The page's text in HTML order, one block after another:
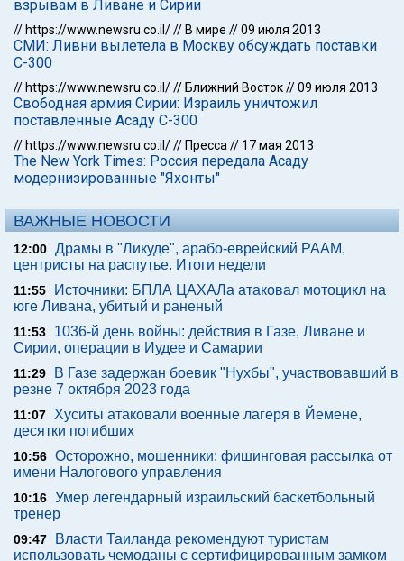
взрывам в Ливане и Сирии
// https://www.newsru.co.il/// В мире //09 июля 2013
СМИ: Ливни вылетела в Москву обсуждать поставки
С-300
// https://www.newsru.co.il/// Ближний Восток//09 июля 2013
Свободная армия Сирии: Израиль уничтожил
поставленные Асаду С-300
// https://www.newsru.co.il/// Пресса // 17 мая 2013
The New York Times: Россия передала Асаду
модернизированные "Яхонты"
ВАЖНЫЕ НОВОСТИ
12:00 Драмы в "Ликуде", арабо-еврейский РААМ,
центристы на распутье. Итоги недели
11:55
Источники: БПЛА ЦАХАЛа атаковал мотоцикл на
юге Ливана, убитый и раненый
11:53
1036-й день войны: действия в Газе, Ливане и
Сирии, операции в Иудее и Самарии
11:29
В Газе задержан боевик "Нухбы", участвовавший в
резне 7 октября 2023 года
11:07
Хуситы атаковали военные лагеря в Йемене,
десятки погибших
10:56 Осторожно, мошенники: фишинговая рассылка от
имени Налогового управления
10:16 Умер легендарный израильский баскетбольный
тренер
09:47
Власти Таиланда рекомендуют туристам
использовать чемоданы с сертифицированным замком